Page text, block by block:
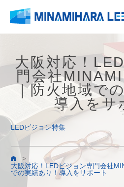
大阪対応！
門会社
｜防火地域で
導入をサ
LEDビジョン特集
>
大阪対応！LEDビジョン専門会社
での実績あり！導入をサポート